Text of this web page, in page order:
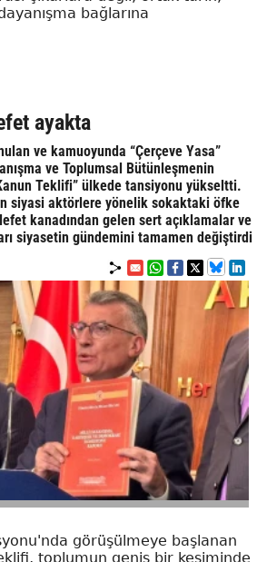
bağlarına
ayakta
ve kamuoyunda “Çerçeve Yasa”
ve Toplumsal Bütünleşmenin
Teklifi” ülkede tansiyonu yükseltti.
siyasi aktörlere yönelik sokaktaki öfke
kanadından gelen sert açıklamalar ve
siyasetin gündemini tamamen değiştirdi
görüşülmeye başlanan
toplumun geniş bir kesiminde